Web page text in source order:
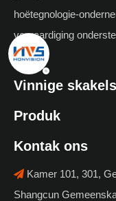
hoëtegnologie-
vervaardiging
Vinnige skakels
Produk
Kontak ons
 Kamer 101, 301,
Shangcun